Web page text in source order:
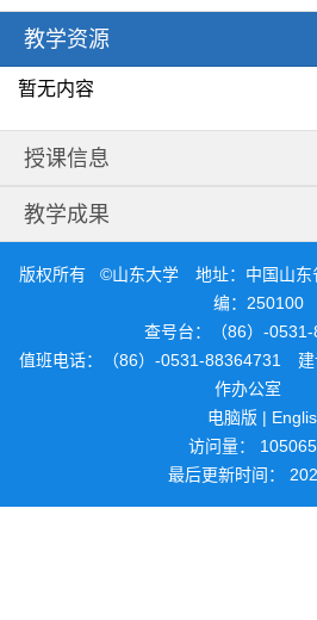
教学资源
暂无内容
授课信息
教学成果
版权所有 ©山东大学 地址：中国山
编：250100
查号台：（86）-
值班电话：（86）-0531-88364731 建
作办公室
电脑版 |
访问量：
最后更新时间：